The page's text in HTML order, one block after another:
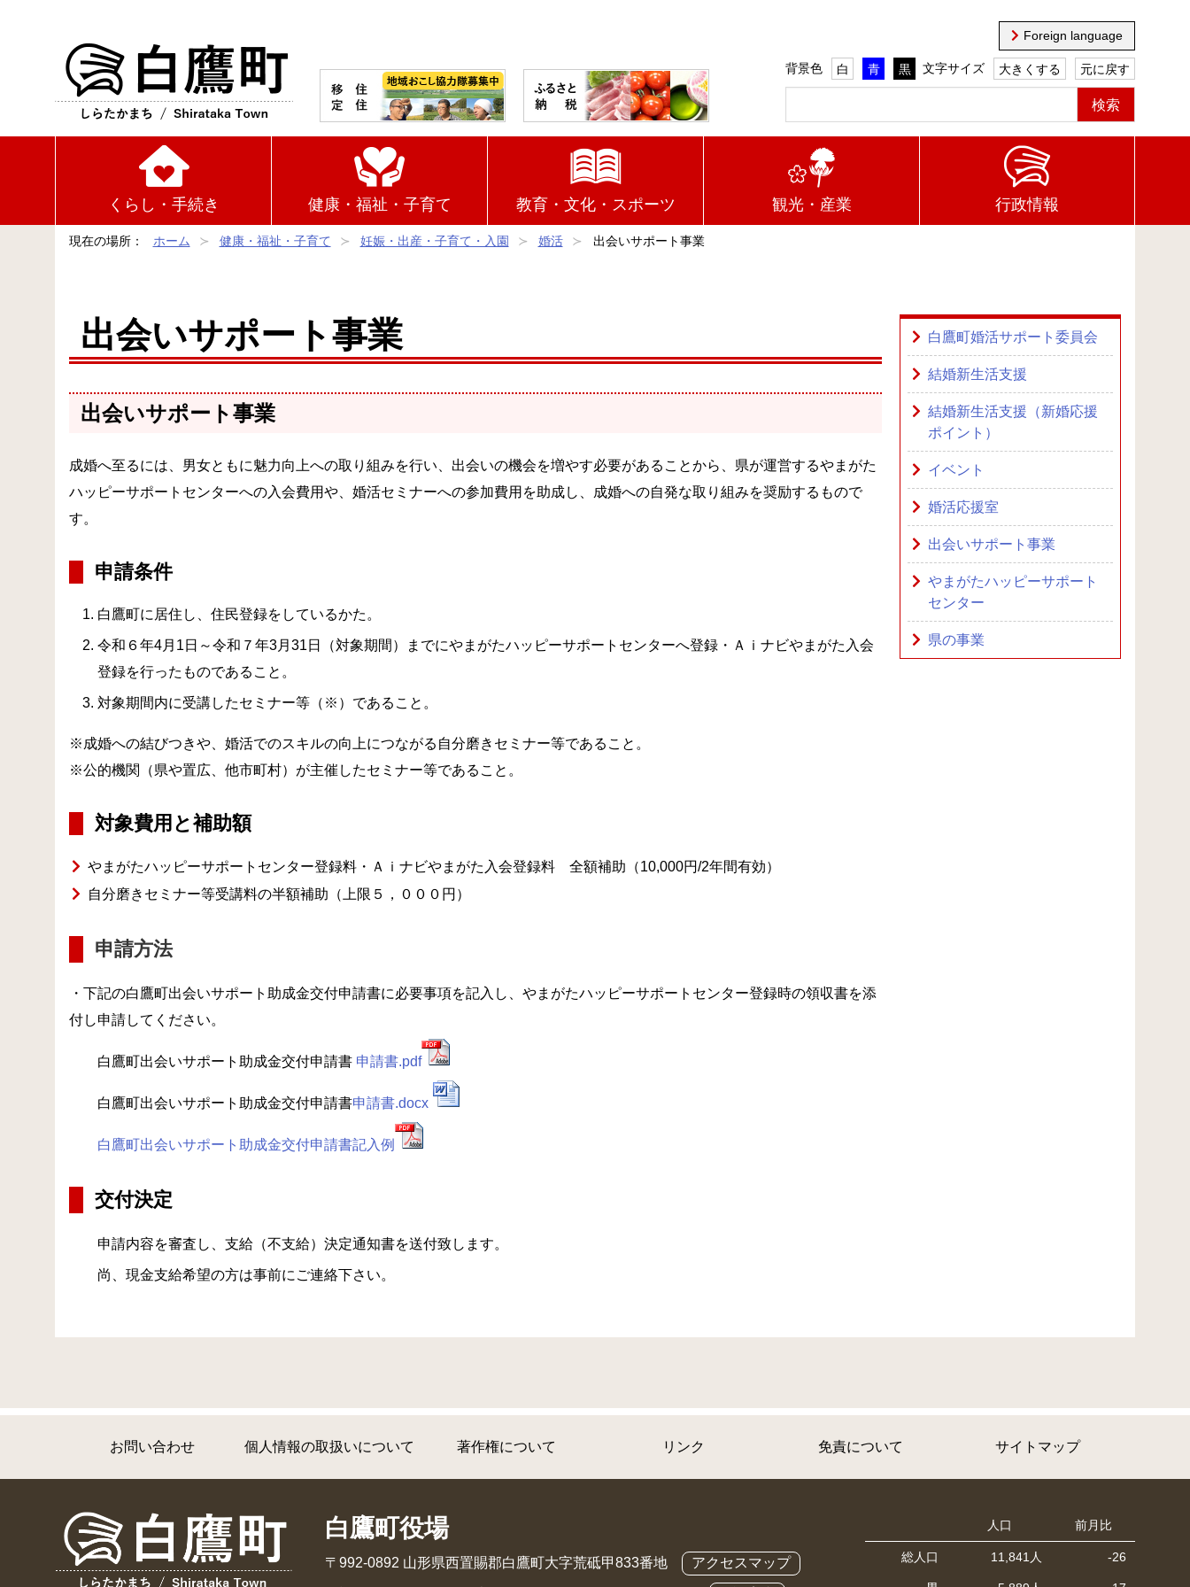
Foreign language
背景色 白 青 黒 文字サイズ 大きくする 元に戻す
くらし・手続き 健康・福祉・子育て 教育・文化・スポーツ 観光・産業 行政情報
現在の場所： ホーム 健康・福祉・子育て 妊娠・出産・子育て・入園 婚活 出会いサポート事業
出会いサポート事業
出会いサポート事業
成婚へ至るには、男女ともに魅力向上への取り組みを行い、出会いの機会を増やす必要があることから、県が運営するやまがた
ハッピーサポートセンターへの入会費用や、婚活セミナーへの参加費用を助成し、成婚への自発な取り組みを奨励するもので
す。
申請条件
白鷹町に居住し、住民登録をしているかた。
令和６年4月1日～令和７年3月31日（対象期間）までにやまがたハッピーサポートセンターへ登録・Ａｉナビやまがた入会
登録を行ったものであること。
対象期間内に受講したセミナー等（※）であること。
※成婚への結びつきや、婚活でのスキルの向上につながる自分磨きセミナー等であること。
※公的機関（県や置広、他市町村）が主催したセミナー等であること。
対象費用と補助額
やまがたハッピーサポートセンター登録料・ Ａｉナビやまがた入会登録料 全額補助 （10,000円/2年間有効）
自分磨きセミナー等受講料の半額補助（上限５，０００円）
申請方法
・下記の白鷹町出会いサポート助成金交付申請書に必要事項を記入し、やまがたハッピーサポートセンター登録時の領収書を添
付し申請してください。
白鷹町出会いサポート助成金交付申請書 申請書.pdf
白鷹町出会いサポート助成金交付申請書申請書.docx
白鷹町出会いサポート助成金交付申請書記入例
交付決定
申請内容を審査し、支給（不支給）決定通知書を送付致します。
尚、現金支給希望の方は事前にご連絡下さい。
白鷹町婚活サポート委員会
結婚新生活支援
結婚新生活支援（新婚応援
ポイント）
イベント
婚活応援室
出会いサポート事業
やまがたハッピーサポート
センター
県の事業
お問い合わせ 個人情報の取扱いについて 著作権について リンク 免責について サイトマップ
白鷹町役場
〒992-0892 山形県西置賜郡白鷹町大字荒砥甲833番地 アクセスマップ
人口 前月比
総人口 11,841人 -26